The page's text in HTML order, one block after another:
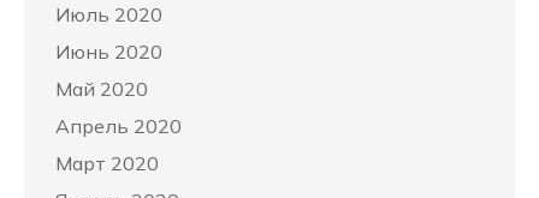
Июль 2020
Июнь 2020
Май 2020
Апрель 2020
Март 2020